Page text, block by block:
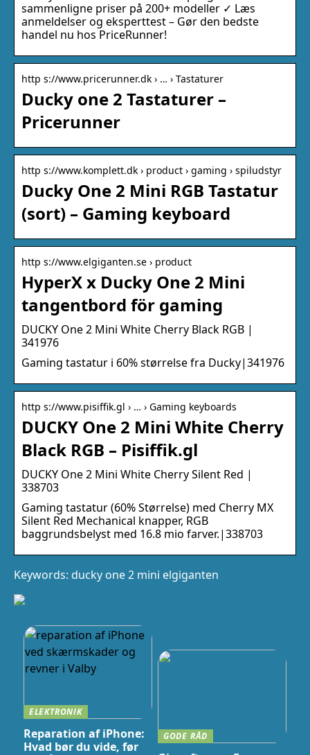
sammenligne priser på 200+ modeller ✓ Læs
anmeldelser og eksperttest – Gør den bedste
handel nu hos PriceRunner!
http s://www.pricerunner.dk › … › Tastaturer
Ducky one 2 Tastaturer –
Pricerunner
http s://www.komplett.dk › product › gaming › spiludstyr
Ducky One 2 Mini RGB Tastatur
(sort) – Gaming keyboard
http s://www.elgiganten.se › product
HyperX x Ducky One 2 Mini
tangentbord för gaming
DUCKY One 2 Mini White Cherry Black RGB |
341976
Gaming tastatur i 60% størrelse fra Ducky|341976
http s://www.pisiffik.gl › … › Gaming keyboards
DUCKY One 2 Mini White Cherry
Black RGB – Pisiffik.gl
DUCKY One 2 Mini White Cherry Silent Red |
338703
Gaming tastatur (60% Størrelse) med Cherry MX
Silent Red Mechanical knapper, RGB
baggrundsbelyst med 16.8 mio farver.|338703
Keywords: ducky one 2 mini elgiganten
ELEKTRONIK
Reparation af iPhone:
Hvad bør du vide, før
GODE RÅD